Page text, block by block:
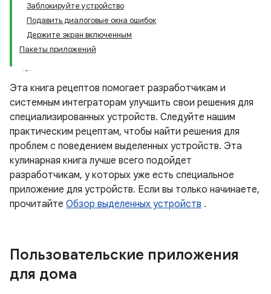
Заблокируйте устройство
Подавить диалоговые окна ошибок
Держите экран включенным
Пакеты приложений
Эта книга рецептов помогает разработчикам и
системным интеграторам улучшить свои решения для
специализированных устройств. Следуйте нашим
практическим рецептам, чтобы найти решения для
проблем с поведением выделенных устройств. Эта
кулинарная книга лучше всего подойдет
разработчикам, у которых уже есть специальное
приложение для устройств. Если вы только начинаете,
прочитайте Обзор выделенных устройств .
Пользовательские приложения
для дома